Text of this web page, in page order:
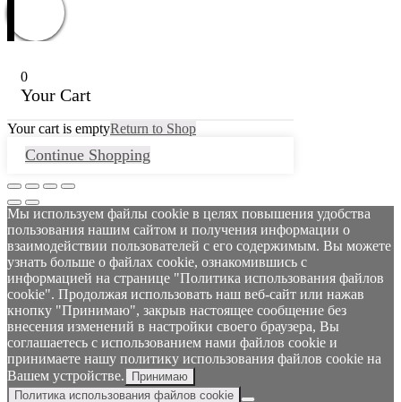
0
Your Cart
Your cart is emptyReturn to Shop
Continue Shopping
Мы используем файлы cookie в целях повышения удобства
пользования нашим сайтом и получения информации о
взаимодействии пользователей с его содержимым. Вы можете
узнать больше о файлах cookie, ознакомившись с
информацией на странице "Политика использования файлов
cookie". Продолжая использовать наш веб-сайт или нажав
кнопку "Принимаю", закрыв настоящее сообщение без
внесения изменений в настройки своего браузера, Вы
соглашаетесь с использованием нами файлов cookie и
принимаете нашу политику использования файлов cookie на
Вашем устройстве.
Принимаю
Политика использования файлов cookie